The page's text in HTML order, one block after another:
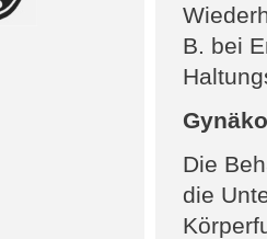
B. bei
Die
die